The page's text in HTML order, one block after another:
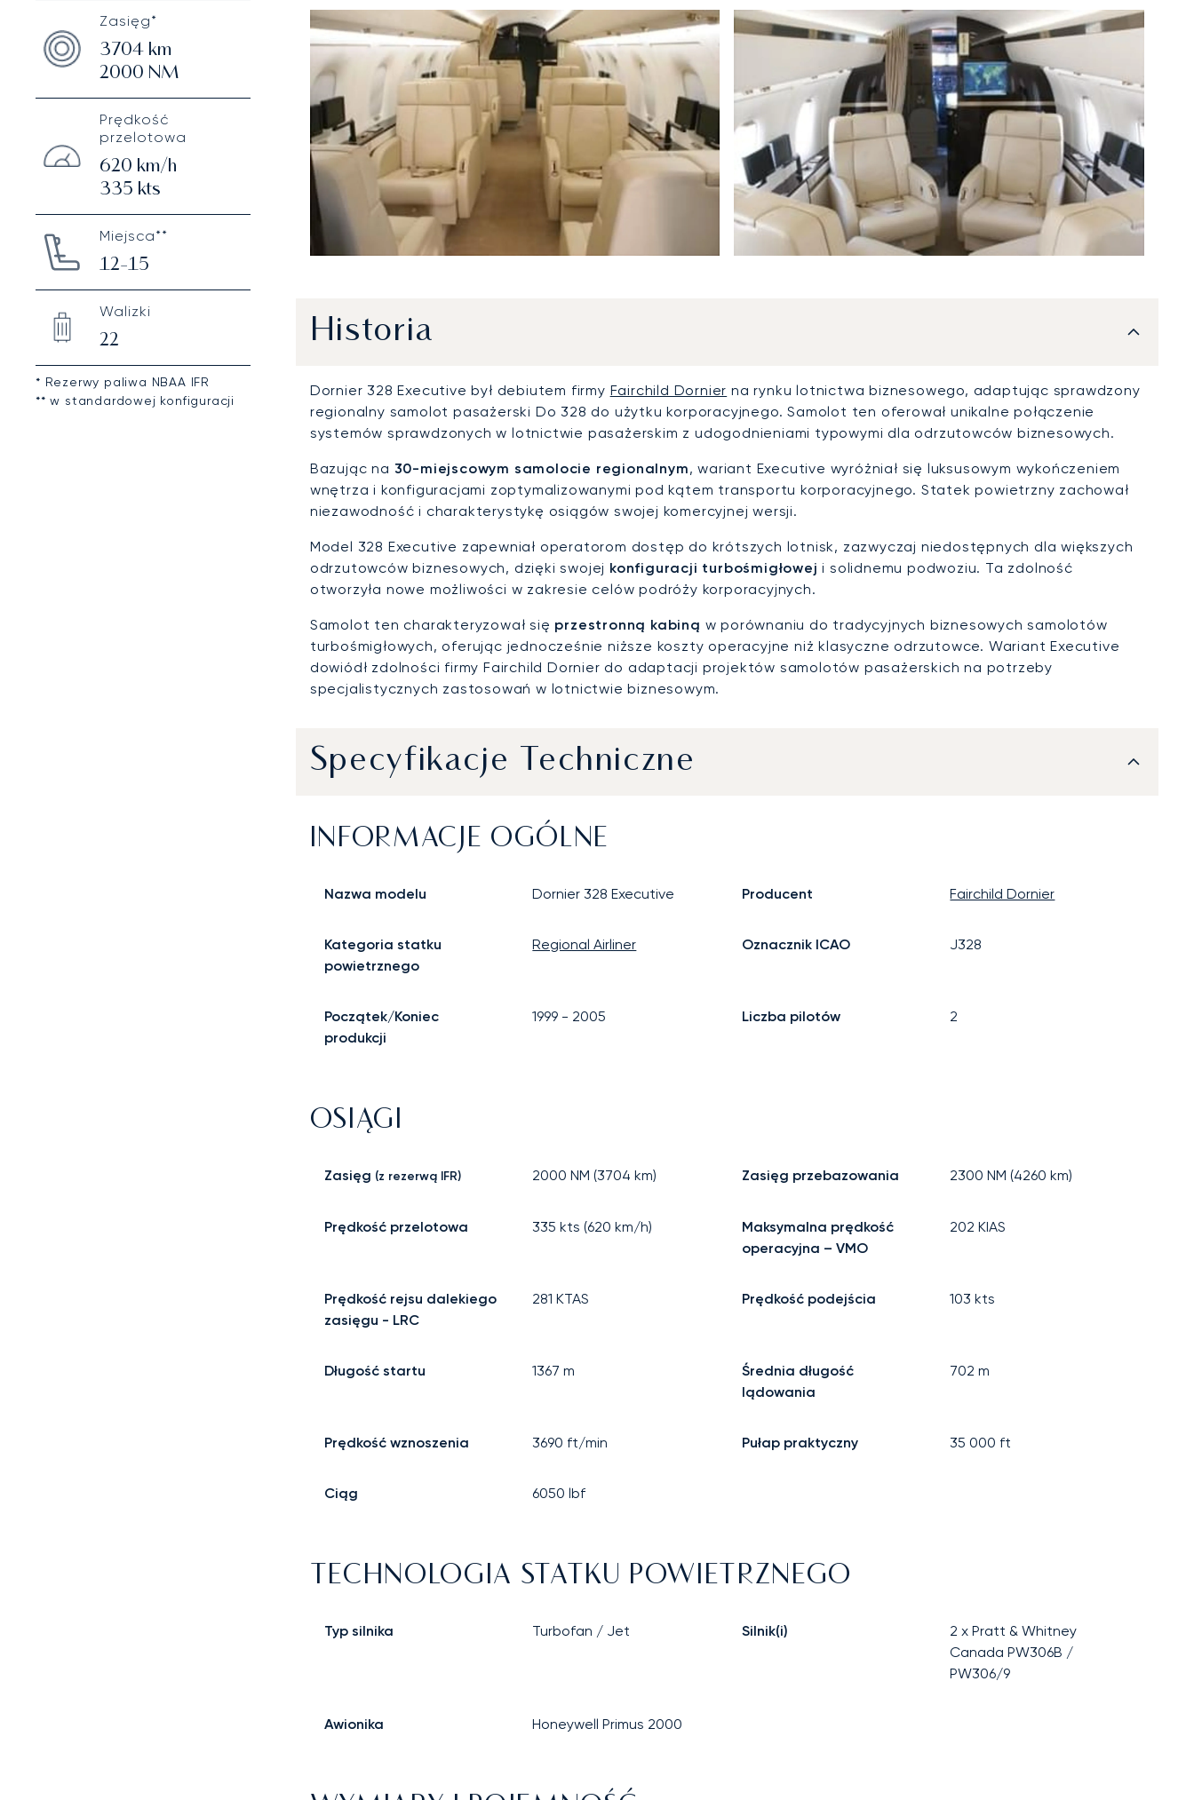
Zasięg*
3704 km
2000 NM
Prędkość
przelotowa
620 km/h
335 kts
Miejsca**
12-15
Walizki
22
* Rezerwy paliwa NBAA IFR
** w standardowej konfiguracji
Historia
Dornier 328 Executive był debiutem firmy Fairchild Dornier na rynku lotnictwa biznesowego, adaptując sprawdzony
regionalny samolot pasażerski Do 328 do użytku korporacyjnego. Samolot ten oferował unikalne połączenie
systemów sprawdzonych w lotnictwie pasażerskim z udogodnieniami typowymi dla odrzutowców biznesowych.
Bazując na 30-miejscowym samolocie regionalnym, wariant Executive wyróżniał się luksusowym wykończeniem
wnętrza i konfiguracjami zoptymalizowanymi pod kątem transportu korporacyjnego. Statek powietrzny zachował
niezawodność i charakterystykę osiągów swojej komercyjnej wersji.
Model 328 Executive zapewniał operatorom dostęp do krótszych lotnisk, zazwyczaj niedostępnych dla większych
odrzutowców biznesowych, dzięki swojej konfiguracji turbośmigłowej i solidnemu podwoziu. Ta zdolność
otworzyła nowe możliwości w zakresie celów podróży korporacyjnych.
Samolot ten charakteryzował się przestronną kabiną w porównaniu do tradycyjnych biznesowych samolotów
turbośmigłowych, oferując jednocześnie niższe koszty operacyjne niż klasyczne odrzutowce. Wariant Executive
dowiódł zdolności firmy Fairchild Dornier do adaptacji projektów samolotów pasażerskich na potrzeby
specjalistycznych zastosowań w lotnictwie biznesowym.
Specyfikacje Techniczne
INFORMACJE OGÓLNE
Nazwa modelu Dornier 328 Executive Producent Fairchild Dornier
Kategoria statku
powietrznego
Regional Airliner Oznacznik ICAO J328
Początek/Koniec
produkcji
1999 - 2005 Liczba pilotów 2
OSIĄGI
Zasięg (z rezerwą IFR) 2000 NM (3704 km) Zasięg przebazowania 2300 NM (4260 km)
Prędkość przelotowa 335 kts (620 km/h)
Maksymalna prędkość
operacyjna – VMO
202 KIAS
Prędkość rejsu dalekiego
zasięgu - LRC
281 KTAS Prędkość podejścia 103 kts
Długość startu 1367 m
Średnia długość
lądowania
702 m
Prędkość wznoszenia 3690 ft/min Pułap praktyczny 35 000 ft
Ciąg 6050 lbf
TECHNOLOGIA STATKU POWIETRZNEGO
Typ silnika Turbofan / Jet Silnik(i)
2 x Pratt & Whitney
Canada PW306B /
PW306/9
Awionika Honeywell Primus 2000